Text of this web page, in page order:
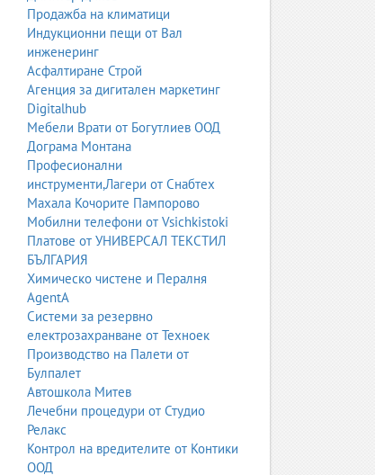
Продажба на климатици
Индукционни пещи от Вал
инженеринг
Асфалтиране Строй
Агенция за дигитален маркетинг
Digitalhub
Мебели Врати от Богутлиев ООД
Дограма Монтана
Професионални
инструменти,Лагери от Снабтех
Махала Кочорите Пампорово
Мобилни телефони от Vsichkistoki
Платове от УНИВЕРСАЛ ТЕКСТИЛ
БЪЛГАРИЯ
Химическо чистене и Пералня
AgentA
Системи за резервно
електрозахранване от Техноек
Производство на Палети от
Булпалет
Автошкола Митев
Лечебни процедури от Студио
Релакс
Контрол на вредителите от Контики
ООД